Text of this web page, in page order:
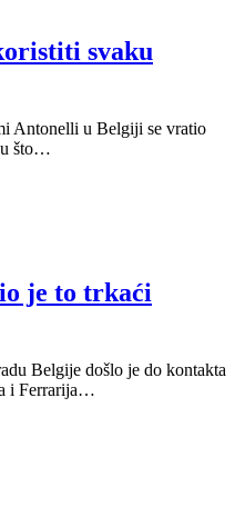
svaku
Antonelli u Belgiji se vratio
što…
je to trkaći
Belgije došlo je do kontakta
i Ferrarija…